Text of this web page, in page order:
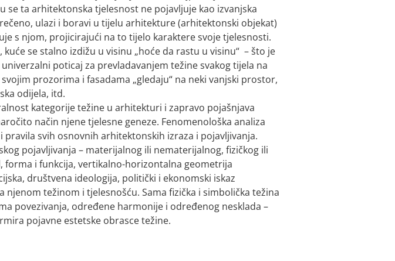
se ta arhitektonska tjelesnost ne pojavljuje kao izvanjska
ulazi i boravi u tijelu arhitekture (arhitektonski objekat)
s njom, projicirajući na to tijelo karaktere svoje tjelesnosti.
se stalno izdižu u visinu „hoće da rastu u visinu“ – što je
poticaj za prevladavanjem težine svakog tijela na
prozorima i fasadama „gledaju“ na neki vanjski prostor,
odijela, itd.
kategorije težine u arhitekturi i zapravo pojašnjava
način njene tjelesne geneze. Fenomenološka analiza
svih osnovnih arhitektonskih izraza i pojavljivanja.
pojavljivanja – materijalnog ili nematerijalnog, fizičkog ili
forma i funkcija, vertikalno-horizontalna geometrija
društvena ideologija, politički i ekonomski iskaz
njenom težinom i tjelesnošću. Sama fizička i simbolička težina
povezivanja, određene harmonije i određenog nesklada –
pojavne estetske obrasce težine.